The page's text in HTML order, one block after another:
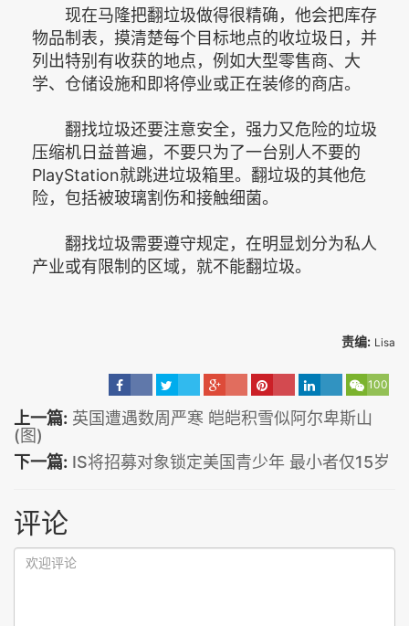
现在马隆把翻垃圾做得很精确，他会把库存
物品制表，摸清楚每个目标地点的收垃圾日，并
列出特别有收获的地点，例如大型零售商、大
学、仓储设施和即将停业或正在装修的商店。
翻找垃圾还要注意安全，强力又危险的垃圾
压缩机日益普遍，不要只为了一台别人不要的
PlayStation就跳进垃圾箱里。翻垃圾的其他危
险，包括被玻璃割伤和接触细菌。
翻找垃圾需要遵守规定，在明显划分为私人
产业或有限制的区域，就不能翻垃圾。
责编: Lisa
100
上一篇: 英国遭遇数周严寒 皑皑积雪似阿尔卑斯山
(图)
下一篇: IS将招募对象锁定美国青少年 最小者仅15岁
评论